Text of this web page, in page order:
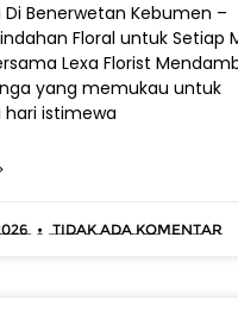
Di Benerwetan Kebumen –
Floral untuk Setiap
Lexa Florist
yang memukau untuk
istimewa
Tidak ada komentar